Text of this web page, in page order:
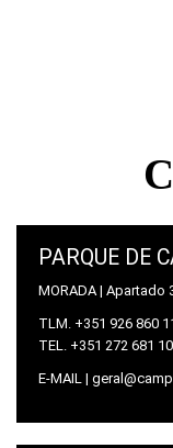
PARQUE DE
MORADA | Apartado
TLM. +351 926 860
TEL. +351 272 681
E-MAIL |